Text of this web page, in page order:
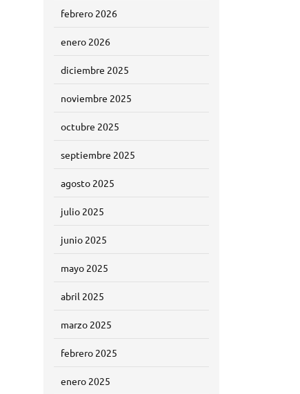
febrero 2026
enero 2026
diciembre 2025
noviembre 2025
octubre 2025
septiembre 2025
agosto 2025
julio 2025
junio 2025
mayo 2025
abril 2025
marzo 2025
febrero 2025
enero 2025